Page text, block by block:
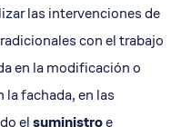
las intervenciones de
con el trabajo
en la modificación o
fachada, en las
elsuministroe